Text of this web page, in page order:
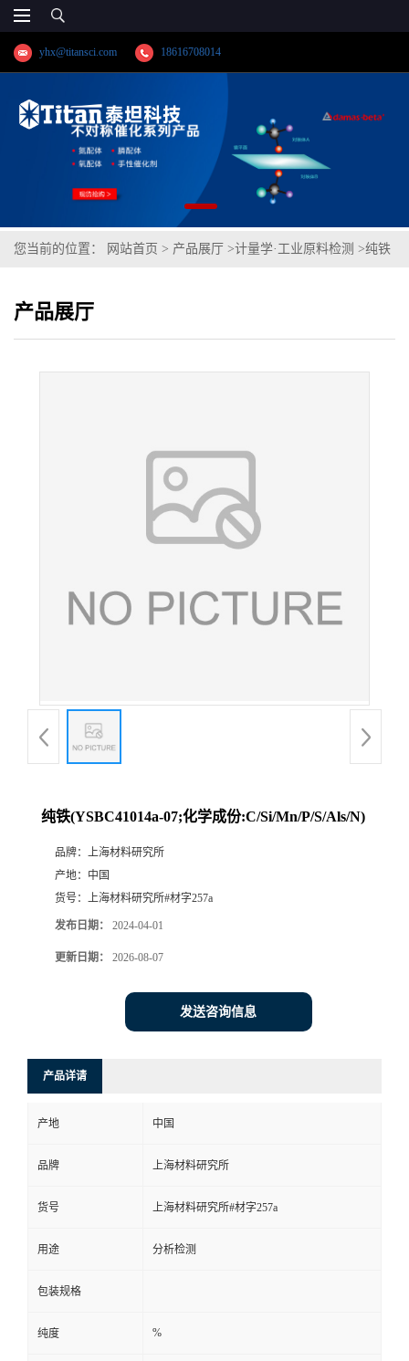
yhx@titansci.com 18616708014
您当前的位置： 网站首页 > 产品展厅 >计量学·工业原料检测 >纯铁
产品展厅
纯铁(YSBC41014a-07;化学成份:C/Si/Mn/P/S/Als/N)
品牌： 上海材料研究所
产地： 中国
货号： 上海材料研究所#材字257a
发布日期： 2024-04-01
更新日期： 2026-08-07
发送咨询信息
产品详请
产地 中国
品牌 上海材料研究所
货号 上海材料研究所#材字257a
用途 分析检测
包装规格
纯度 %